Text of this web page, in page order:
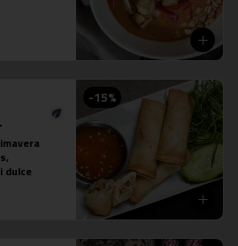
que
y
-15%
dulce